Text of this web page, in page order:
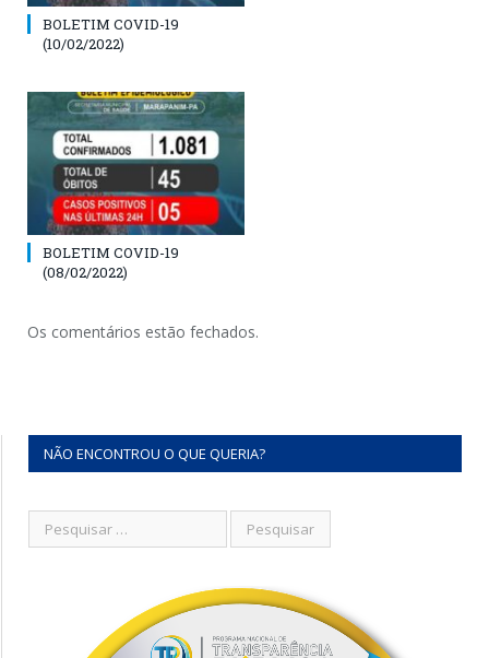
BOLETIM COVID-19
(10/02/2022)
BOLETIM COVID-19
(08/02/2022)
Os comentários estão fechados.
NÃO ENCONTROU O QUE QUERIA?